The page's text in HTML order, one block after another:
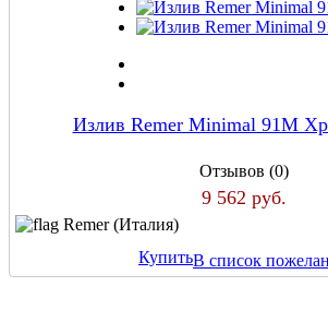
Излив Remer Minimal 91M
Отзывов (0)
9 562 руб.
Remer (Италия)
КупитьВ список